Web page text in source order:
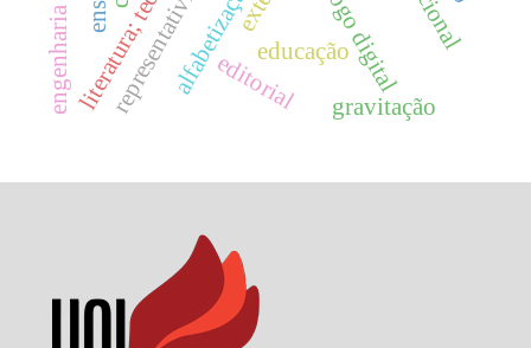
alfabetização jogo digital
educação
editorial gravitação